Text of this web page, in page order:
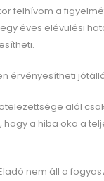
felhívom a
éves elévülési
érvényesítheti
alól
hogy a hiba oka a
nem áll a